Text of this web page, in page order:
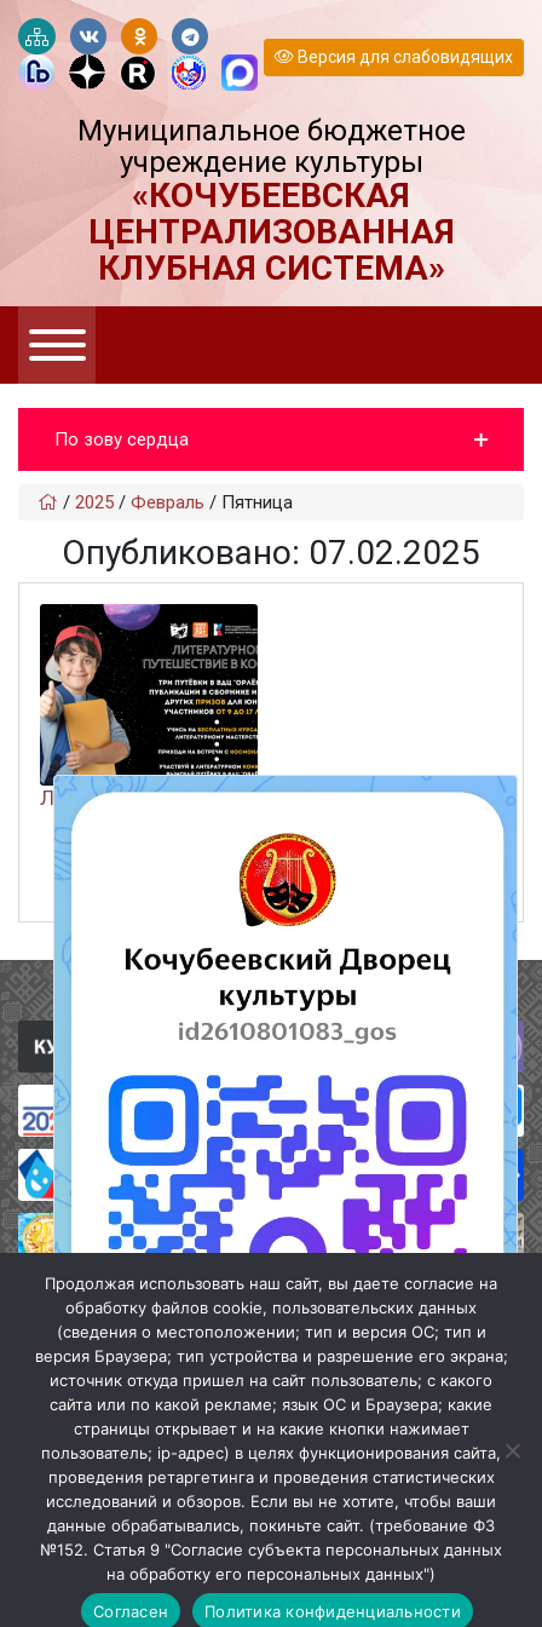
Версия для слабовидящих
Муниципальное бюджетное
учреждение культуры
«КОЧУБЕЕВСКАЯ
ЦЕНТРАЛИЗОВАННАЯ
КЛУБНАЯ СИСТЕМА»
Мы в МАХ
Закрыть
По зову сердца
/ 2025 / Февраль / Пятница
Опубликовано: 07.02.2025
ЛИТЕРАТУРНОЕ ПУТЕШЕСТВИЕ В КОСМОС
Полезные ссылки
«Кочубеевская централизованная клубная система» © 2026
Продолжая использовать наш сайт, вы даете согласие на
обработку файлов cookie, пользовательских данных
(сведения о местоположении; тип и версия ОС; тип и
версия Браузера; тип устройства и разрешение его экрана;
источник откуда пришел на сайт пользователь; с какого
сайта или по какой рекламе; язык ОС и Браузера; какие
страницы открывает и на какие кнопки нажимает
пользователь; ip-адрес) в целях функционирования сайта,
проведения ретаргетинга и проведения статистических
исследований и обзоров. Если вы не хотите, чтобы ваши
данные обрабатывались, покиньте сайт. (требование ФЗ
№152. Статья 9 "Согласие субъекта персональных данных
на обработку его персональных данных")
Согласен
Политика конфиденциальности